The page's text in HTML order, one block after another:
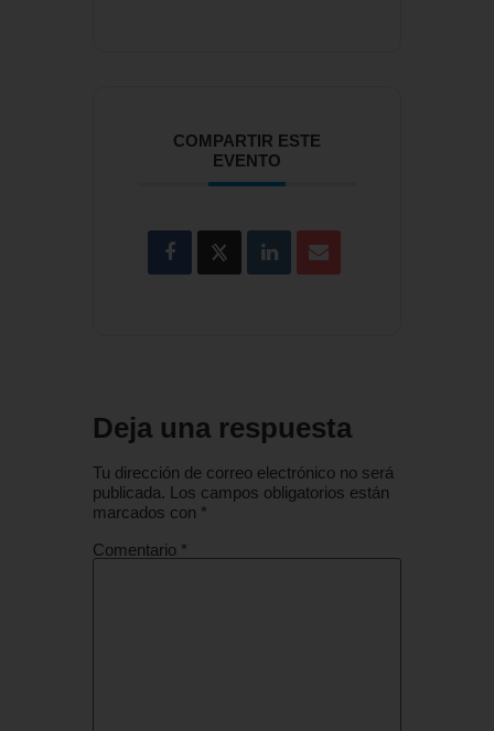
COMPARTIR ESTE
EVENTO
Deja una respuesta
Tu dirección de correo electrónico no será
publicada. Los campos obligatorios están
marcados con *
Comentario *